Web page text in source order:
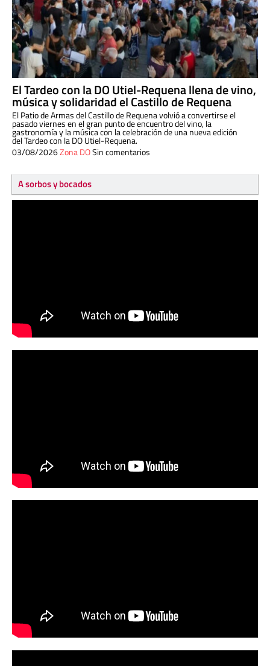
El Tardeo con la DO Utiel-Requena llena de vino,
música y solidaridad el Castillo de Requena
El Patio de Armas del Castillo de Requena volvió a convertirse el
pasado viernes en el gran punto de encuentro del vino, la
gastronomía y la música con la celebración de una nueva edición
del Tardeo con la DO Utiel-Requena.
03/08/2026Zona DOSin comentarios
A sorbos y bocados